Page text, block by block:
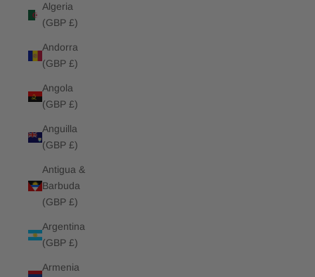
Algeria
(GBP £)
Andorra
(GBP £)
Angola
(GBP £)
Anguilla
(GBP £)
Antigua &
Barbuda
(GBP £)
Argentina
(GBP £)
Armenia